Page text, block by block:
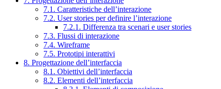
7.1. Caratteristiche dell’interazione
7.2. User stories per definire l’interazione
7.2.1. Differenza tra scenari e user stories
7.3. Flussi di interazione
7.4. Wireframe
7.5. Prototipi interattivi
8. Progettazione dell’interfaccia
8.1. Obiettivi dell’interfaccia
8.2. Elementi dell’interfaccia